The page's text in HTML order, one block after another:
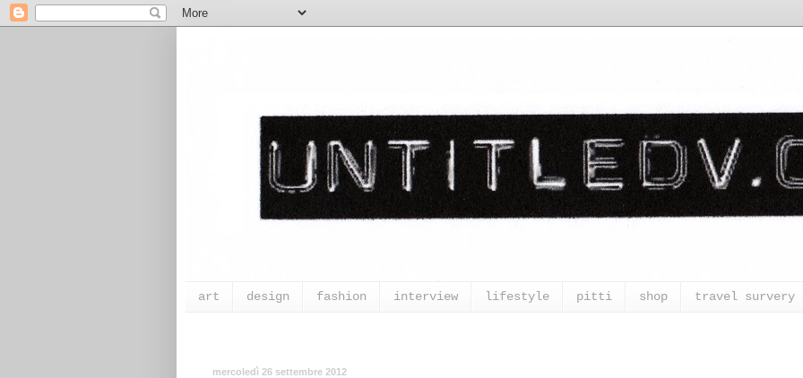
art design fashion interview lifestyle pitti shop travel survery
mercoledì 26 settembre 2012